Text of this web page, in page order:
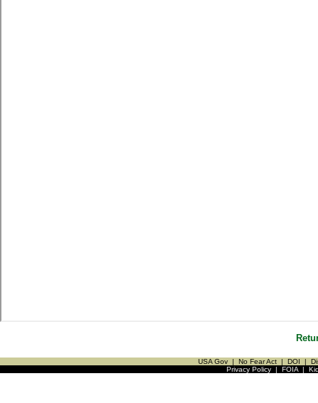
USA Gov | No Fear Act | DOI |
Privacy Policy| FOIA|